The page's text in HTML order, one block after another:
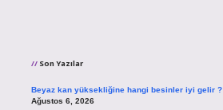
Son Yazılar
Beyaz kan yüksekliğine hangi besinler iyi gelir ?
Ağustos 6, 2026